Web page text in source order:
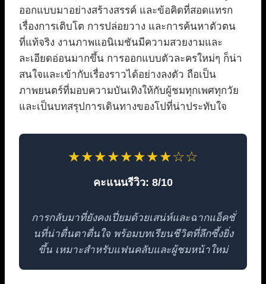
ออกแบบมาอย่างสร้างสรรค์ และข้อคิดที่สอดแทรก
เรื่องการเติบโต การปล่อยวาง และการค้นหาตัวตน
ที่แท้จริง งานภาพแอนิเมชันมีความสวยงามและ
ละเอียดอ่อนมากขึ้น การออกแบบตัวละครใหม่ๆ ก็น่า
สนใจและเข้ากับเรื่องราวได้อย่างลงตัว ถือเป็น
ภาพยนตร์ที่มอบความบันเทิงให้กับผู้ชมทุกเพศทุกวัย
และเป็นบทสรุปการเดินทางของโปที่น่าประทับใจ
★★★★★★★★☆☆
คะแนนรีวิว: 8/10
การกลับมาที่ยังคงเปี่ยมด้วยเสน่ห์และฉากแอ็คชั่
นที่น่าตื่นตาตื่นใจ พร้อมบทเรียนชีวิตที่ลึกซึ้งยิ่ง
ขึ้น เหมาะสำหรับแฟนคลับและผู้ชมหน้าใหม่